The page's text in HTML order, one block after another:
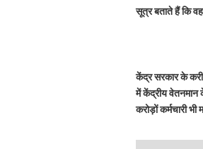
सूत्र बताते हैं कि वह
केंद्र सरकार के
में केंद्रीय वेतनमान
करोड़ों कर्मचारी